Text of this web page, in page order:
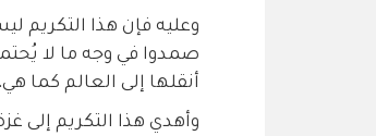
وعليه فإن هذا التكريم
صمدوا في وجه ما لا
أنقلها إلى العالم كما
وأهدي هذا التكريم إلى